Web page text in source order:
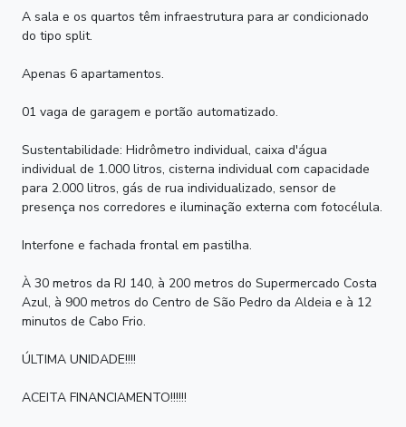
A sala e os quartos têm infraestrutura para ar condicionado
do tipo split.
Apenas 6 apartamentos.
01 vaga de garagem e portão automatizado.
Sustentabilidade: Hidrômetro individual, caixa d'água
individual de 1.000 litros, cisterna individual com capacidade
para 2.000 litros, gás de rua individualizado, sensor de
presença nos corredores e iluminação externa com fotocélula.
Interfone e fachada frontal em pastilha.
À 30 metros da RJ 140, à 200 metros do Supermercado Costa
Azul, à 900 metros do Centro de São Pedro da Aldeia e à 12
minutos de Cabo Frio.
ÚLTIMA UNIDADE!!!!
ACEITA FINANCIAMENTO!!!!!!